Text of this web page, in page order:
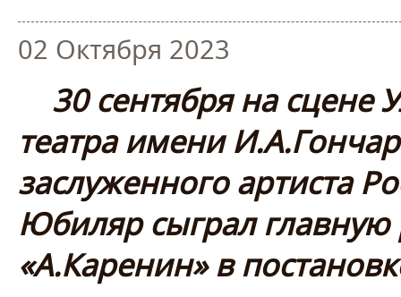
02 Октября 2023
30 сентября на сцене
театра имени
заслуженного артиста
Юбиляр сыграл главную
«А.Каренин» в